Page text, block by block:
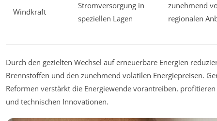
Windkraft
Stromversorgung in
speziellen Lagen
zunehmend
regionalen
Durch den gezielten Wechsel auf erneuerbare Energien
Brennstoffen und den zunehmend volatilen Energiepreisen.
Reformen verstärkt die Energiewende vorantreiben,
und technischen Innovationen.